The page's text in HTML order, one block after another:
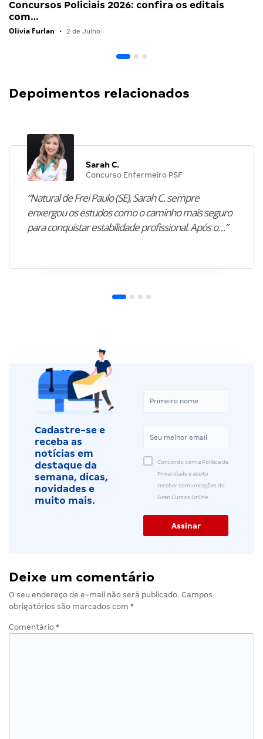
Concursos Policiais 2026: confira os editais
com…
Olivia Furlan • 2 de Julho
Depoimentos relacionados
Sarah C.
Concurso Enfermeiro PSF
“Natural de Frei Paulo (SE), Sarah C. sempre
enxergou os estudos como o caminho mais seguro
para conquistar estabilidade profissional. Após o…”
Cadastre-se e
receba as
notícias em
destaque da
semana, dicas,
novidades e
muito mais.
Concordo com a Política de
Privacidade e aceito
receber comunicações do
Gran Cursos Online.
Deixe um comentário
O seu endereço de e-mail não será publicado. Campos
obrigatórios são marcados com *
Comentário *